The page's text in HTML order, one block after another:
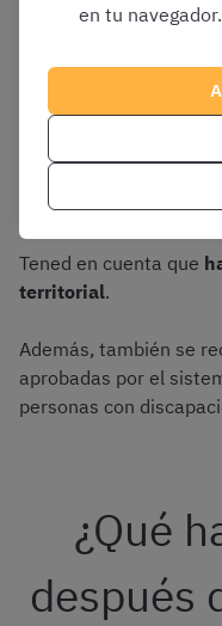
Nota del
Nota del
Fase de
Fase de
Tened en cuenta que
territorial.
Además, también se
aprobadas por el
personas con
¿Qué
después
en tu navegador.